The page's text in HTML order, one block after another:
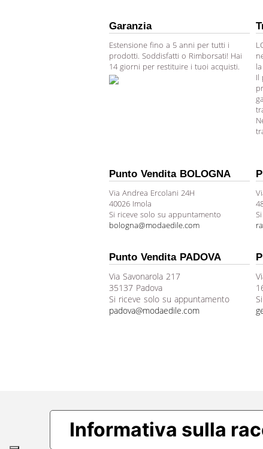
Garanzia
Estensione fino a 5 anni per tutti i
prodotti. Soddisfatti o Rimborsati! Hai
14 giorni per restituire i tuoi acquisti.
Il
Punto Vendita BOLOGNA
Via Andrea Ercolani 24H
40026 Imola
Si riceve solo su appuntamento
bologna@modaedile.com
Punto Vendita PADOVA
Via Savonarola 217
35137 Padova
Si riceve solo su appuntamento
padova@modaedile.com
Informativa sulla